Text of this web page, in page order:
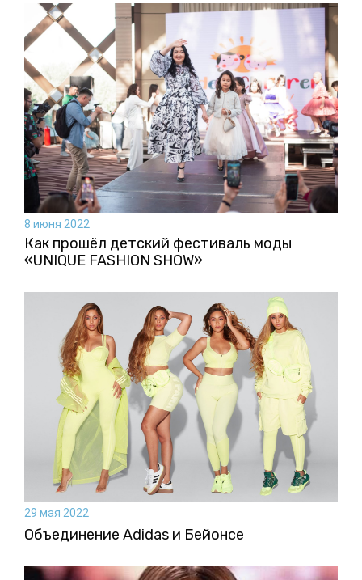
8 июня 2022
Как прошёл детский фестиваль моды
«UNIQUE FASHION SHOW»
29 мая 2022
Объединение Adidas и Бейонсе